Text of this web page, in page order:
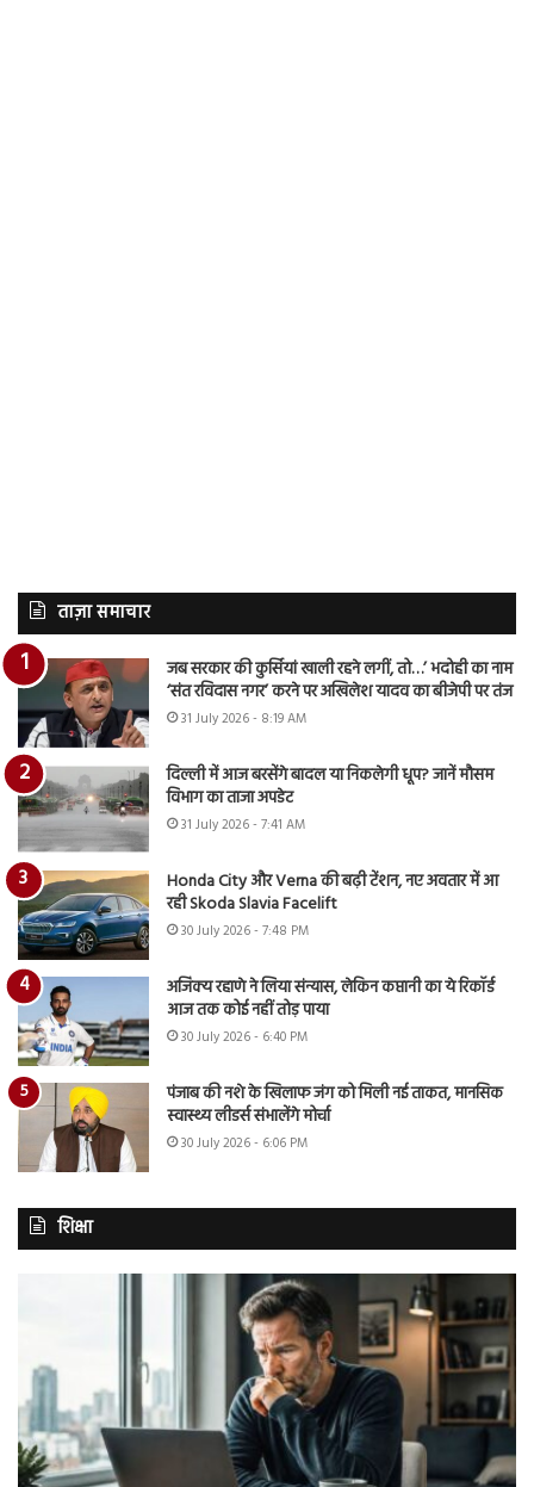
ताज़ा समाचार
जब सरकार की कुर्सियां खाली रहने लगीं, तो…’ भदोही का नाम
‘संत रविदास नगर’ करने पर अखिलेश यादव का बीजेपी पर तंज
31 July 2026 - 8:19 AM
दिल्ली में आज बरसेंगे बादल या निकलेगी धूप? जानें मौसम
विभाग का ताजा अपडेट
31 July 2026 - 7:41 AM
Honda City और Verna की बढ़ी टेंशन, नए अवतार में आ
रही Skoda Slavia Facelift
30 July 2026 - 7:48 PM
अजिंक्य रहाणे ने लिया संन्यास, लेकिन कप्तानी का ये रिकॉर्ड
आज तक कोई नहीं तोड़ पाया
30 July 2026 - 6:40 PM
पंजाब की नशे के खिलाफ जंग को मिली नई ताकत, मानसिक
स्वास्थ्य लीडर्स संभालेंगे मोर्चा
30 July 2026 - 6:06 PM
शिक्षा